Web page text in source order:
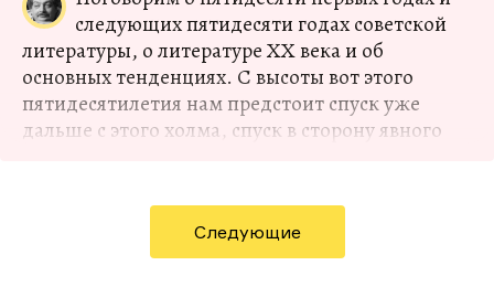
следующих пятидесяти годах советской
литературы, о литературе ХХ века и об
основных тенденциях. С высоты вот этого
пятидесятилетия нам предстоит спуск уже
дальше с этого холма, спуск в сторону явного
расскажу, каким образом русская литература
связана с русской историей. Вот эти связи
историко-литературные нам и важно
Следующие